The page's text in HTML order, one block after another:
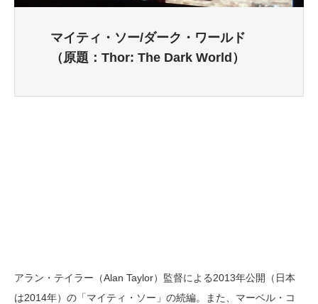
マイティ・ソー/ダーク・ワールド
（原題：Thor: The Dark World）
アラン・テイラー（Alan Taylor）監督による2013年公開（日本
は2014年）の「マイティ・ソー」の続編。また、マーベル・コ